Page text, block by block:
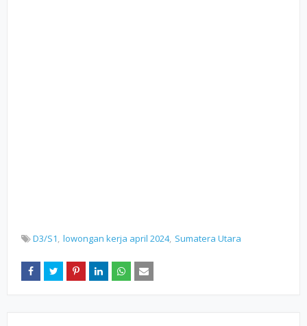
D3/S1 lowongan kerja april 2024 Sumatera Utara